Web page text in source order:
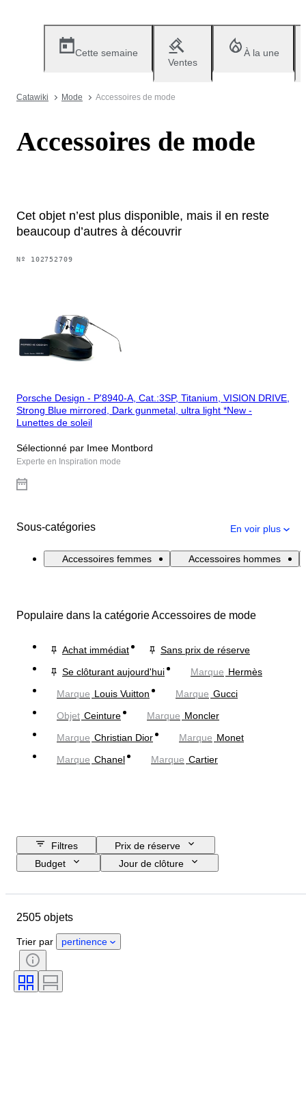
Cette semaine
Ventes
À la une
Catawiki Mode Accessoires de mode
Accessoires de mode
Cet objet n’est plus disponible, mais il en reste
beaucoup d’autres à découvrir
Nº 102752709
Porsche Design - P'8940-A, Cat.:3SP, Titanium, VISION DRIVE,
Strong Blue mirrored, Dark gunmetal, ultra light *New -
Lunettes de soleil
Sélectionné par Imee Montbord
Experte en Inspiration mode
Sous-catégories En voir plus
Accessoires femmes Accessoires hommes
Populaire dans la catégorie Accessoires de mode
Achat immédiat
Sans prix de réserve
Se clôturant aujourd'hui
Marque Hermès
Marque Louis Vuitton Marque Gucci
Objet Ceinture Marque Moncler
Marque Christian Dior Marque Monet
Marque Chanel Marque Cartier
Filtres
Prix de réserve
Budget
Jour de clôture
Matériau
Époque
Certificat
Couleur
Taille
2505 objets
Trier par pertinence